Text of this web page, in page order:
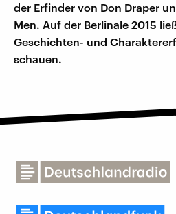
der Erfinder von Don Draper
Men. Auf der Berlinale 2015
Geschichten- und
schauen.